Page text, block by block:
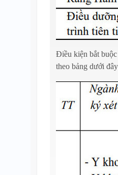
Điều kiện bắt
theo bảng dưới